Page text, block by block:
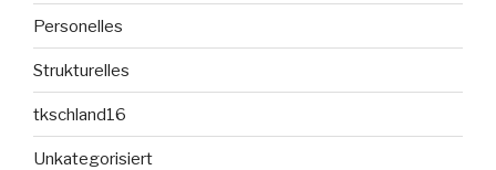
Personelles
Strukturelles
tkschland16
Unkategorisiert